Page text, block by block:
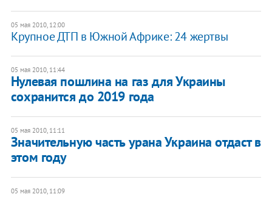
05 мая 2010, 12:00
Крупное ДТП в Южной Африке: 24 жертвы
05 мая 2010, 11:44
Нулевая пошлина на газ для Украины
сохранится до 2019 года
05 мая 2010, 11:11
Значительную часть урана Украина отдаст в
этом году
05 мая 2010, 11:09